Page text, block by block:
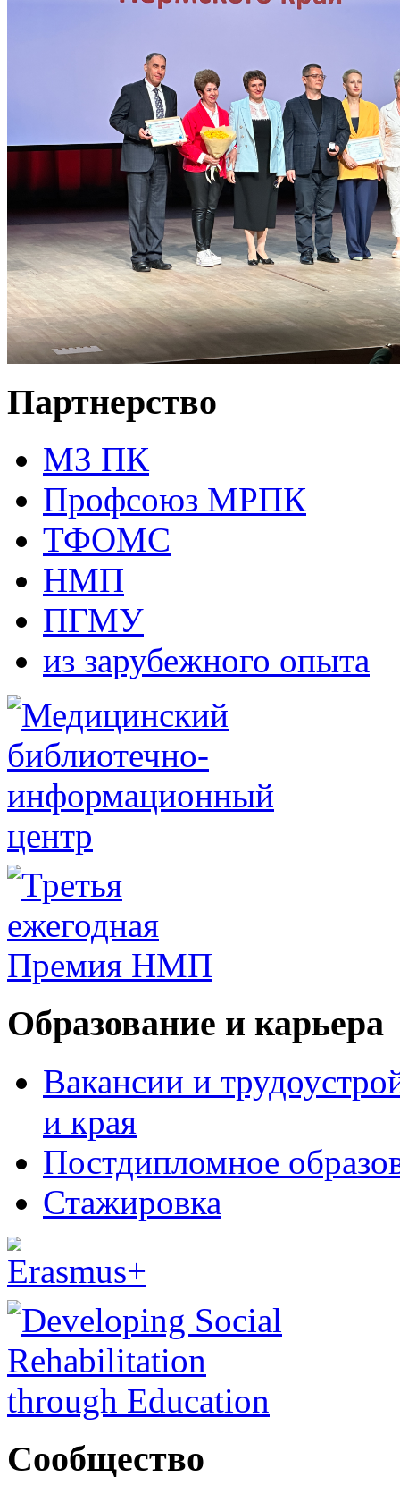
Партнерство
МЗ ПК
Профсоюз МРПК
ТФОМС
НМП
ПГМУ
из зарубежного опыта
Образование и карьера
Вакансии и
и края
Постдипломное
Стажировка
Сообщество